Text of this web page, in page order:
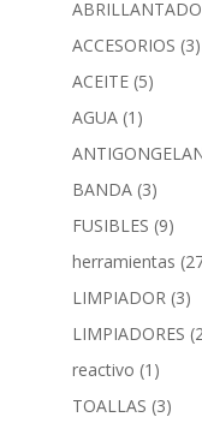
ACCESORIOS (3)
ACEITE (5)
AGUA (1)
BANDA (3)
FUSIBLES (9)
herramientas
LIMPIADOR (3)
LIMPIADORES
reactivo (1)
TOALLAS (3)